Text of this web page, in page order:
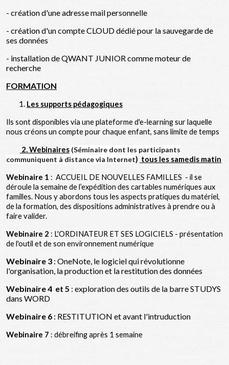
- création d'une adresse mail personnelle
- création d'un compte CLOUD dédié pour la sauvegarde de
ses données
- installation de QWANT JUNIOR comme moteur de
recherche
FORMATION
Les supports pédagogiques
Ils sont disponibles via une plateforme d'e-learning sur laquelle
nous créons un compte pour chaque enfant, sans limite de temps
2. Webinaires (Séminaire dont les participants
communiquent à distance via Internet) tous les samedis matin
Webinaire 1 : ACCUEIL DE NOUVELLES FAMILLES - il se
déroule la semaine de l’expédition des cartables numériques aux
familles. Nous y abordons tous les aspects pratiques du matériel,
de la formation, des dispositions administratives à prendre ou à
faire valider.
Webinaire 2 : L'ORDINATEUR ET SES LOGICIELS - présentation
de l'outil et de son environnement numérique
Webinaire 3 : OneNote, le logiciel qui révolutionne
l'organisation, la production et la restitution des données
Webinaire 4 et 5 : exploration des outils de la barre STUDYS
dans WORD
Webinaire 6 : RESTITUTION et avant l'intruduction
Webinaire 7 : débreifing après 1 semaine